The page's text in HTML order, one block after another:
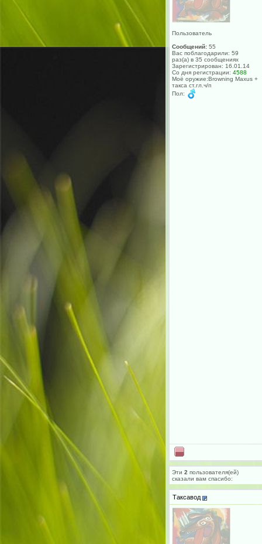
Пользователь
Сообщений: 55
Вас поблагодарили: 59
раз(а) в 35 сообщениях
Зарегистрирован: 16.01.14
Со дня регистрации: 4588
Моё оружие:Browning Maxus +
такса ст.гл.ч/п
Пол:
Эти 2 пользователя(ей)
сказали вам cпасибо:
Таксавод